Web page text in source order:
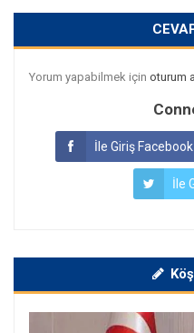
Yorum yapabilmek için oturum
İle Giriş Facebook
İle